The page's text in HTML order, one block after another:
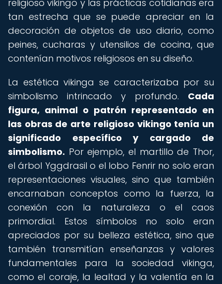
religioso vikingo y las prácticas cotidianas era
tan estrecha que se puede apreciar en la
decoración de objetos de uso diario, como
peines, cucharas y utensilios de cocina, que
contenían motivos religiosos en su diseño.
La estética vikinga se caracterizaba por su
simbolismo intrincado y profundo. Cada
figura, animal o patrón representado en
las obras de arte religioso vikingo tenía un
significado específico y cargado de
simbolismo. Por ejemplo, el martillo de Thor,
el árbol Yggdrasil o el lobo Fenrir no solo eran
representaciones visuales, sino que también
encarnaban conceptos como la fuerza, la
conexión con la naturaleza o el caos
primordial. Estos símbolos no solo eran
apreciados por su belleza estética, sino que
también transmitían enseñanzas y valores
fundamentales para la sociedad vikinga,
como el coraje, la lealtad y la valentía en la